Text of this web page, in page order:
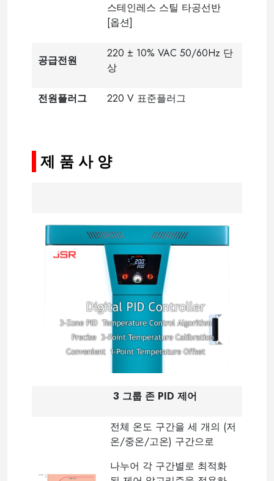
스테인레스 스틸 타공선반
[옵션]
공급전원
220 ± 10% VAC 50/60Hz 단
상
전원플러그 220 V 표준플러그
제 품 사 양
3 그룹 존 PID 제어
전체 온도 구간을 세 개의 (저
온/중온/고온) 구간으로
나누어 각 구간별로 최적화